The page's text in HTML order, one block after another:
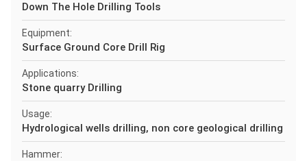
Down The Hole Drilling Tools
Equipment:
Surface Ground Core Drill Rig
Applications:
Stone quarry Drilling
Usage:
Hydrological wells drilling, non core geological drilling
Hammer: